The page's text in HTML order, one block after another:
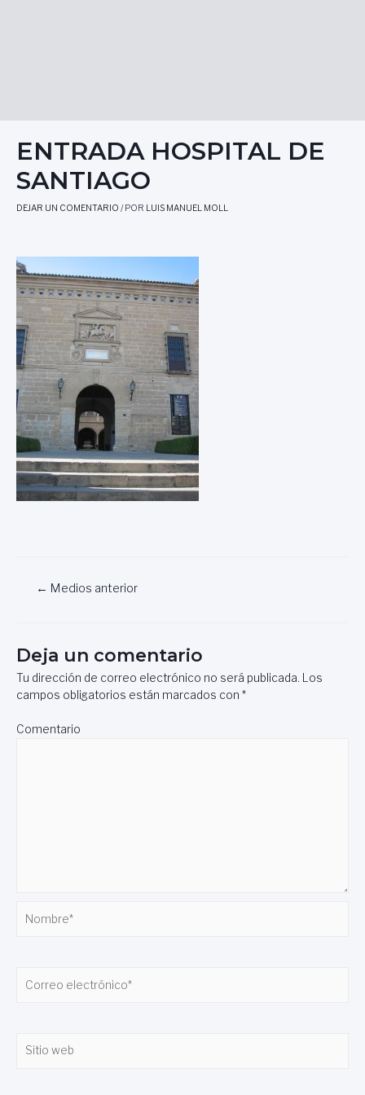
ENTRADA HOSPITAL DE
SANTIAGO
DEJAR UN COMENTARIO / POR LUIS MANUEL MOLL
Navegación
← Medios anterior
Deja un comentario
Tu dirección de correo electrónico no será publicada. Los
campos obligatorios están marcados con *
Comentario
electrónico*
web